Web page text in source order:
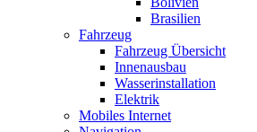
Brasilien
Fahrzeug
Fahrzeug Übersicht
Innenausbau
Wasserinstallation
Elektrik
Mobiles Internet